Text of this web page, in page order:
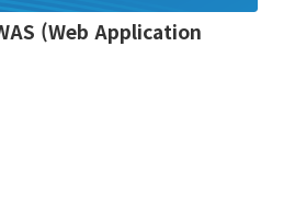
(Web Application